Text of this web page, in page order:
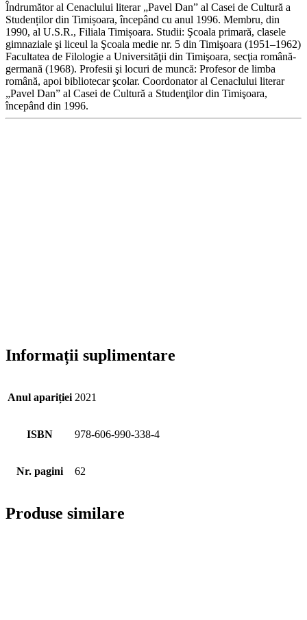
Îndrumător al Cenaclului literar „Pavel Dan” al Casei de Cultură a
Studenților din Timișoara, începând cu anul 1996. Membru, din
1990, al U.S.R., Filiala Timișoara. Studii: Şcoala primară, clasele
gimnaziale şi liceul la Şcoala medie nr. 5 din Timişoara (1951–1962)
Facultatea de Filologie a Universităţii din Timişoara, secţia română-
germană (1968). Profesii şi locuri de muncă: Profesor de limba
română, apoi bibliotecar şcolar. Coordonator al Cenaclului literar
„Pavel Dan” al Casei de Cultură a Studenţilor din Timişoara,
începând din 1996.
Informații suplimentare
Anul apariției 2021
ISBN 978-606-990-338-4
Nr. pagini 62
Produse similare